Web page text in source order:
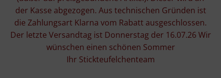
Stoffe
Mill Hill Beads
der Kasse abgezogen. Aus technischen Gründen ist
die Zahlungsart Klarna vom Rabatt ausgeschlossen.
Der letzte Versandtag ist Donnerstag der 16.07.26 Wir
wünschen einen schönen Sommer
Ihr Stickteufelchenteam